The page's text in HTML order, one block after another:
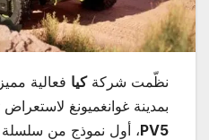
نظّمت شركةكيا
بمدينة غوانغميونغ
PV5، أول نموذج من